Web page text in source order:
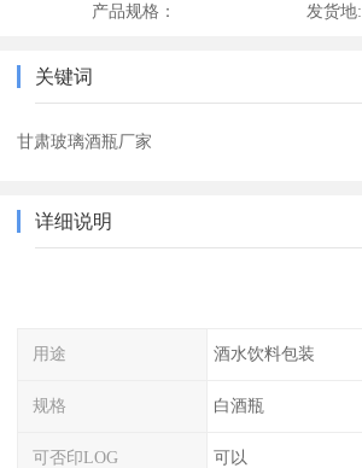
产品规格： 发货地:
关键词
甘肃玻璃酒瓶厂家
详细说明
用途 酒水饮料包装
规格 白酒瓶
可否印LOG 可以